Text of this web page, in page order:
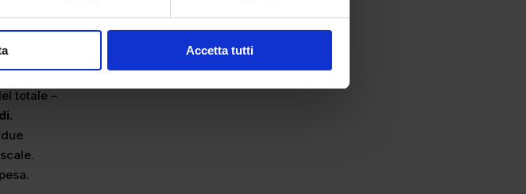
Accetta tutti
9
totale –